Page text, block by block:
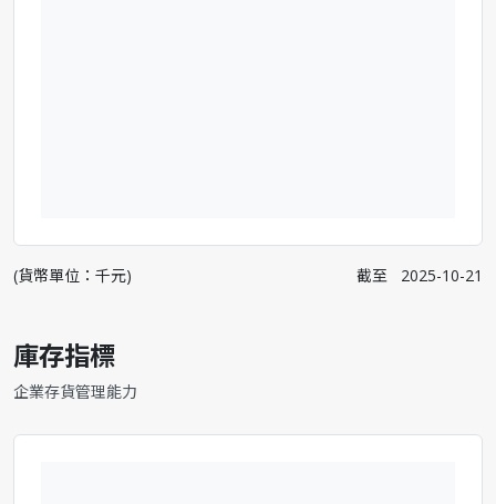
(貨幣單位：千元) 截至 2025-10-21
庫存指標
企業存貨管理能力